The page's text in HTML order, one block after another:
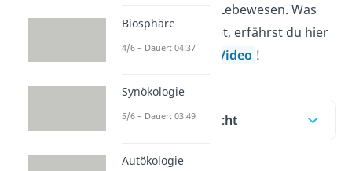
unterschiedlichen Lebewesen. Was
das genau bedeutet, erfährst du hier
im Beitrag und im
Video !
Inhaltsübersicht
Biosphäre
4/6 – Dauer: 04:37
Synökologie
5/6 – Dauer: 03:49
Autökologie